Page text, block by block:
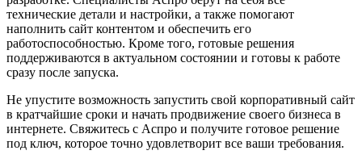
технические детали и настройки, а также помогают
наполнить сайт контентом и обеспечить его
работоспособностью. Кроме того, готовые решения
поддерживаются в актуальном состоянии и готовы к работе
сразу после запуска.
Не упустите возможность запустить свой корпоративный сайт
в кратчайшие сроки и начать продвижение своего бизнеса в
интернете. Свяжитесь с Аспро и получите готовое решение
под ключ, которое точно удовлетворит все ваши требования.